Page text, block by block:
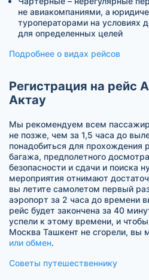
не авиакомпаниями, а
туроператорами на условиях
для определенных целей
Подробнее о видах рейсов
Регистрация на рейс
Актау
Мы рекомендуем всем
не позже, чем за 1,5 часа до
понадобиться для прохождения
багажа, предполетного
безопасности и сдачи и поиска
мероприятия отнимают
вы летите самолетом первый
аэропорт за 2 часа до времени
рейс будет закончена за 40
успели к этому времени, и
Москва Ташкент не сгорели, вы
или обмен.
Советы путешественнику